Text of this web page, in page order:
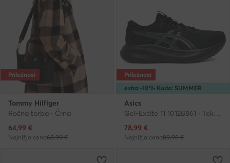
Priložnost
Tommy Hilfiger
Ročna torba · Črna
Trenutna cena
64,99 €
Najnižja cena68,99 €
extra -10% Koda: SUMMER
Priložnost
Asics
Gel-Excite 11 1012B861 · Tekaški čevlji
Trenutna cena
78,99 €
Najnižja cena89,95 €